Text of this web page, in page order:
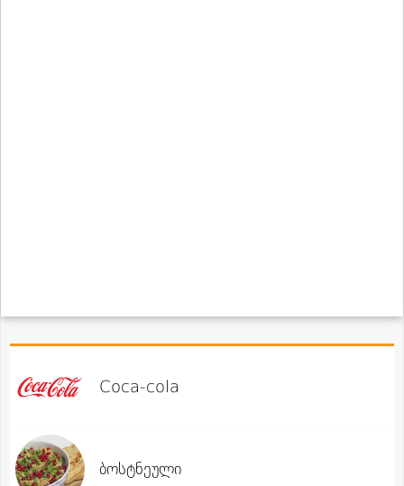
Coca-cola
ბოსტნეული